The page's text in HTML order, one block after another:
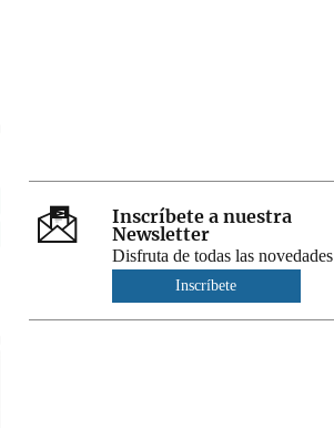
Inscríbete a nuestra
Newsletter
Disfruta de todas las novedades
Inscríbete